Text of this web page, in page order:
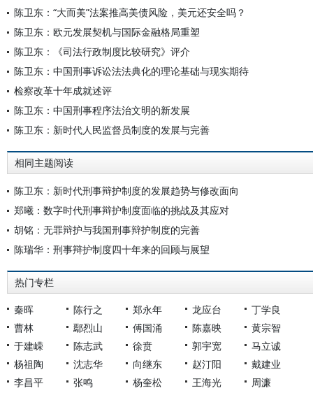
陈卫东：“大而美”法案推高美债风险，美元还安全吗？
陈卫东：欧元发展契机与国际金融格局重塑
陈卫东：《司法行政制度比较研究》评介
陈卫东：中国刑事诉讼法法典化的理论基础与现实期待
检察改革十年成就述评
陈卫东：中国刑事程序法治文明的新发展
陈卫东：新时代人民监督员制度的发展与完善
相同主题阅读
陈卫东：新时代刑事辩护制度的发展趋势与修改面向
郑曦：数字时代刑事辩护制度面临的挑战及其应对
胡铭：无罪辩护与我国刑事辩护制度的完善
陈瑞华：刑事辩护制度四十年来的回顾与展望
热门专栏
秦晖 陈行之 郑永年 龙应台
丁学良
曹林
鄢烈山 傅国涌 陈嘉映
黄宗智
于建嵘
陈志武 徐贲 郭宇宽
马立诚
杨祖陶
沈志华 向继东 赵汀阳
戴建业
李昌平
张鸣 杨奎松 王海光
周濂